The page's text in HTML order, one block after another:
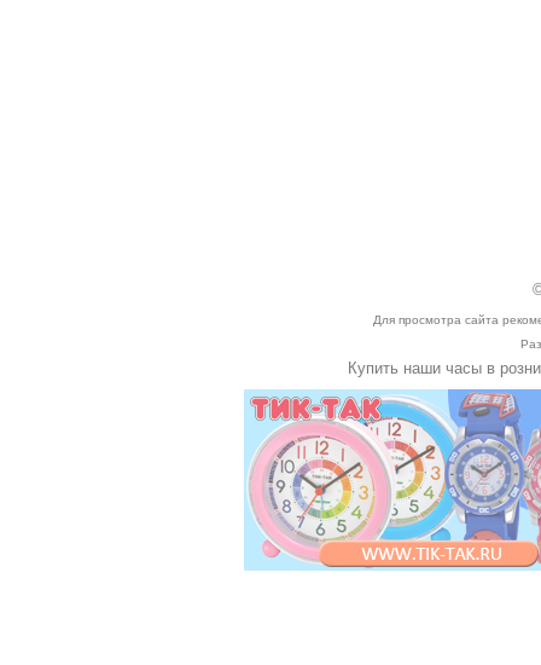
Для просмотра сайта
Купить наши часы в